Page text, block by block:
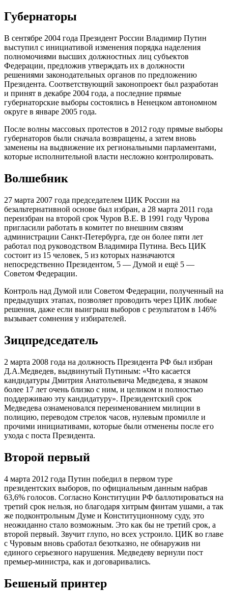
Губернаторы
В сентябре 2004 года Президент России Владимир Путин
выступил с инициативой изменения порядка наделения
полномочиями высших должностных лиц субъектов
Федерации, предложив утверждать их в должности
решениями законодательных органов по предложению
Президента. Соответствующий законопроект был разработан
и принят в декабре 2004 года, а последние прямые
губернаторские выборы состоялись в Ненецком автономном
округе в январе 2005 года.
После волны массовых протестов в 2012 году прямые выборы
губернаторов были сначала возвращены, а затем вновь
заменены на выдвижение их региональными парламентами,
которые исполнительной власти несложно контролировать.
Волшебник
27 марта 2007 года председателем ЦИК России на
безальтернативной основе был избран, а 28 марта 2011 года
переизбран на второй срок Чуров В.Е. В 1991 году Чурова
пригласили работать в комитет по внешним связям
администрации Санкт-Петербурга, где он более пяти лет
работал под руководством Владимира Путина. Весь ЦИК
состоит из 15 человек, 5 из которых назначаются
непосредственно Президентом, 5 — Думой и ещё 5 —
Советом Федерации.
Контроль над Думой или Советом Федерации, полученный на
предыдущих этапах, позволяет проводить через ЦИК любые
решения, даже если выигрыш выборов с результатом в 146%
вызывает сомнения у избирателей.
Зицпредседатель
2 марта 2008 года на должность Президента РФ был избран
Д.А.Медведев, выдвинутый Путиным: «Что касается
кандидатуры Дмитрия Анатольевича Медведева, я знаком
более 17 лет очень близко с ним, и целиком и полностью
поддерживаю эту кандидатуру». Президентский срок
Медведева ознаменовался переименованием милиции в
полицию, переводом стрелок часов, нулевым промилле и
прочими инициативами, которые были отменены после его
ухода с поста Президента.
Второй первый
4 марта 2012 года Путин победил в первом туре
президентских выборов, по официальным данным набрав
63,6% голосов. Согласно Конституции РФ баллотироваться на
третий срок нельзя, но благодаря хитрым финтам ушами, а так
же подконтрольным Думе и Конституционному суду, это
неожиданно стало возможным. Это как бы не третий срок, а
второй первый. Звучит глупо, но всех устроило. ЦИК во главе
с Чуровым вновь сработал безотказно, не обнаружив ни
единого серьезного нарушения. Медведеву вернули пост
премьер-министра, как и договаривались.
Бешеный принтер